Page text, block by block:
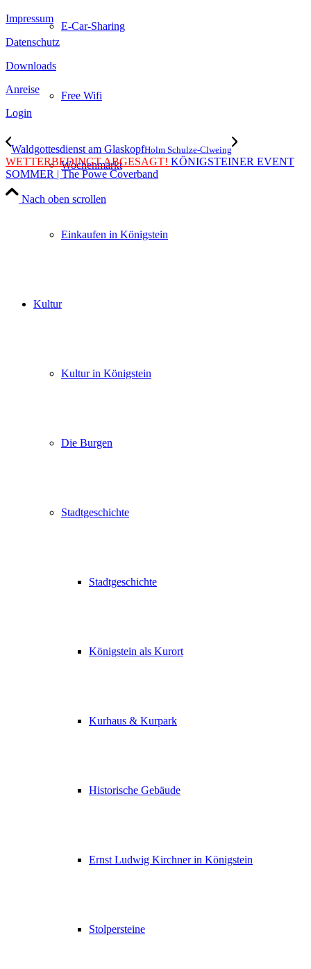
E-Car-Sharing
Free Wifi
Wochenmarkt
Einkaufen in Königstein
Kultur
Kultur in Königstein
Die Burgen
Stadtgeschichte
Stadtgeschichte
Königstein als Kurort
Kurhaus & Kurpark
Historische Gebäude
Ernst Ludwig Kirchner in Königstein
Stolpersteine
Impressum
Datenschutz
Downloads
Anreise
Login
Waldgottesdienst am GlaskopfHolm Schulze-Clweing
WETTERBEDINGT ABGESAGT! KÖNIGSTEINER EVENT
SOMMER | The Powe Coverband
Nach oben scrollen